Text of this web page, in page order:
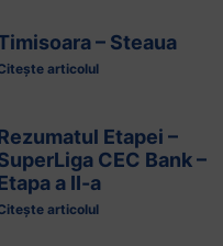
– Steaua
articolul
Etapei –
CEC Bank –
a II-a
articolul